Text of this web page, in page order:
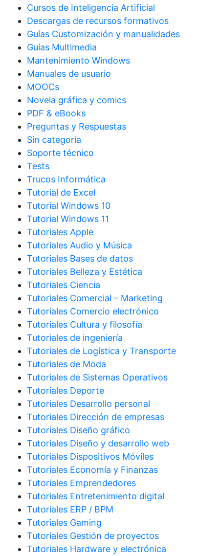
Cursos de Inteligencia Artificial
Descargas de recursos formativos
Guías Customización y manualidades
Guías Multimedia
Mantenimiento Windows
Manuales de usuario
MOOCs
Novela gráfica y comics
PDF & eBooks
Preguntas y Respuestas
Sin categoría
Soporte técnico
Tests
Trucos Informática
Tutorial de Excel
Tutorial Windows 10
Tutorial Windows 11
Tutoriales Apple
Tutoriales Audio y Música
Tutoriales Bases de datos
Tutoriales Belleza y Estética
Tutoriales Ciencia
Tutoriales Comercial – Marketing
Tutoriales Comercio electrónico
Tutoriales Cultura y filosofía
Tutoriales de ingeniería
Tutoriales de Logística y Transporte
Tutoriales de Moda
Tutoriales de Sistemas Operativos
Tutoriales Deporte
Tutoriales Desarrollo personal
Tutoriales Dirección de empresas
Tutoriales Diseño gráfico
Tutoriales Diseño y desarrollo web
Tutoriales Dispositivos Móviles
Tutoriales Economía y Finanzas
Tutoriales Emprendedores
Tutoriales Entretenimiento digital
Tutoriales ERP / BPM
Tutoriales Gaming
Tutoriales Gestión de proyectos
Tutoriales Hardware y electrónica